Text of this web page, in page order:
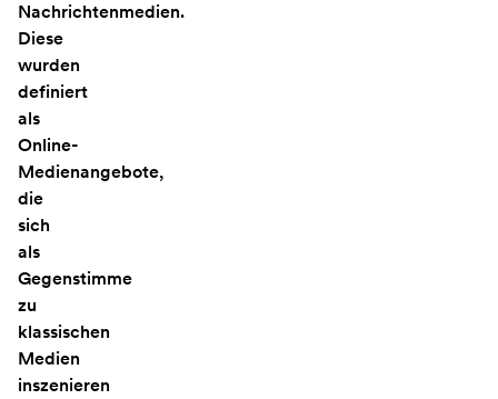
Nachrichtenmedien.
Diese
wurden
definiert
als
Online-
Medienangebote,
die
sich
als
Gegenstimme
zu
klassischen
Medien
inszenieren